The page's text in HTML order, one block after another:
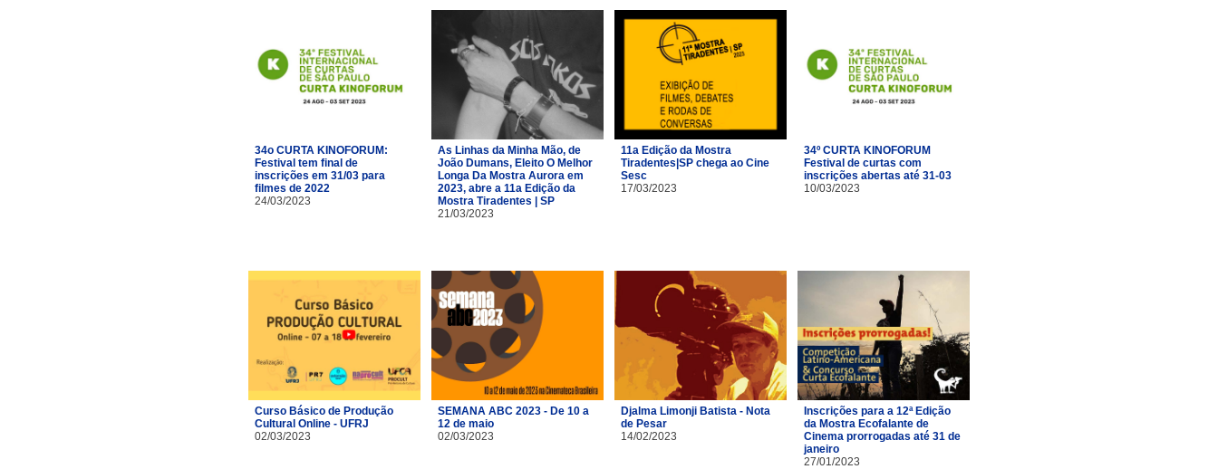
34o CURTA KINOFORUM:
Festival tem final de
inscrições em 31/03 para
filmes de 2022
24/03/2023
As Linhas da Minha Mão, de
João Dumans, Eleito O Melhor
Longa Da Mostra Aurora em
2023, abre a 11a Edição da
Mostra Tiradentes | SP
21/03/2023
11a Edição da Mostra
Tiradentes|SP chega ao Cine
Sesc
17/03/2023
34º CURTA KINOFORUM
Festival de curtas com
inscrições abertas até 31-03
10/03/2023
Curso Básico de Produção
Cultural Online - UFRJ
02/03/2023
SEMANA ABC 2023 - De 10 a
12 de maio
02/03/2023
Djalma Limonji Batista - Nota
de Pesar
14/02/2023
Inscrições para a 12ª Edição
da Mostra Ecofalante de
Cinema prorrogadas até 31 de
janeiro
27/01/2023